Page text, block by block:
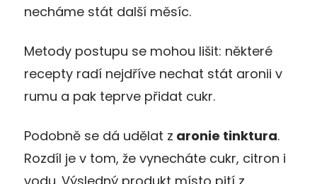
necháme stát další měsíc.
Metody postupu se mohou lišit: některé
recepty radí nejdříve nechat stát aronii v
rumu a pak teprve přidat cukr.
Podobně se dá udělat z aronie tinktura.
Rozdíl je v tom, že vynecháte cukr, citron i